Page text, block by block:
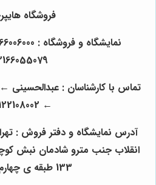
فروشگاه
← 09122108002
آدرس نمایشگاه و دفتر فروش :
133 طبقه ی چهارم واحد 6